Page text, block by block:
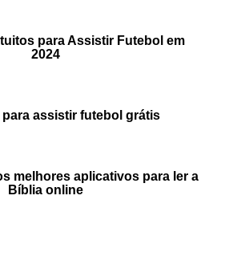
para Assistir Futebol em
2024
assistir futebol grátis
melhores aplicativos para ler a
Bíblia online